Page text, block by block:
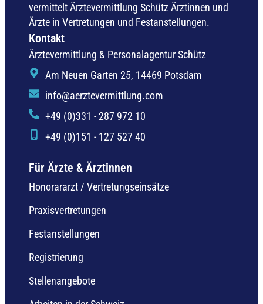
vermittelt Ärztevermittlung Schütz Ärztinnen und
Ärzte in Vertretungen und Festanstellungen.
Für Ärzte & Ärztinnen
Honorararzt / Vertretungseinsätze
Praxisvertretungen
Festanstellungen
Registrierung
Stellenangebote
Kontakt
Ärztevermittlung & Personalagentur Schütz
Am Neuen Garten 25, 14469 Potsdam
info@aerztevermittlung.com
+49 (0)331 - 287 972 10
+49 (0)151 - 127 527 40